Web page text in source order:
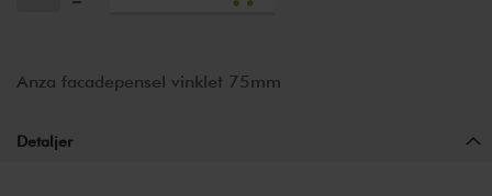
Anza facadepensel vinklet 75mm
Detaljer